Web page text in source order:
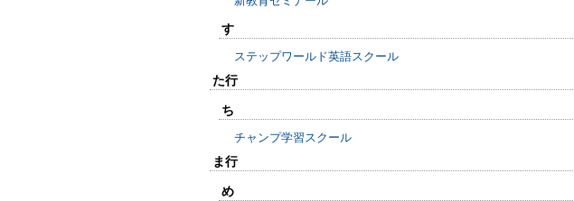
す
ステップワールド英語スクール
た行
ち
チャンプ学習スクール
ま行
め